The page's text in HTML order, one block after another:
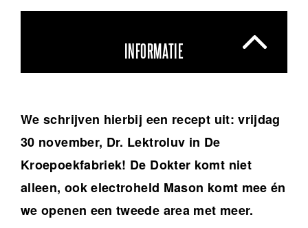
INFORMATIE
We schrijven hierbij een recept uit: vrijdag
30 november, Dr. Lektroluv in De
Kroepoekfabriek! De Dokter komt niet
alleen, ook electroheld Mason komt mee én
we openen een tweede area met meer.